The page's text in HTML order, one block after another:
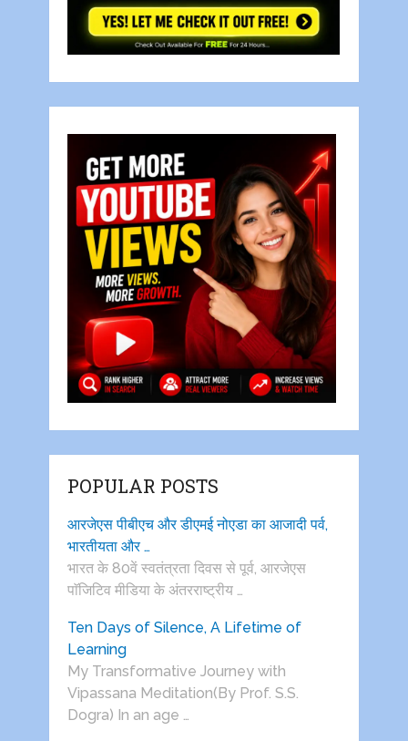
POPULAR POSTS
आरजेएस पीबीएच और डीएमई नोएडा का आजादी पर्व,
भारतीयता और …
भारत के 80वें स्वतंत्रता दिवस से पूर्व, आरजेएस
पाॅजिटिव मीडिया के अंतरराष्ट्रीय …
Ten Days of Silence, A Lifetime of
Learning
My Transformative Journey with
Vipassana Meditation(By Prof. S.S.
Dogra) In an age …